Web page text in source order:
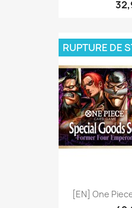
[EN] One
RUPTURE DE